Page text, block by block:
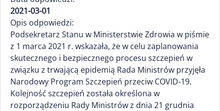
2021-03-01
Opis odpowiedzi:
Podsekretarz Stanu w Ministerstwie Zdrowia w piśmie
z 1 marca 2021 r. wskazała, że w celu zaplanowania
skutecznego i bezpiecznego procesu szczepień w
związku z trwającą epidemią Rada Ministrów przyjęła
Narodowy Program Szczepień przeciw COVID-19.
Kolejność szczepień została określona w
rozporządzeniu Rady Ministrów z dnia 21 grudnia